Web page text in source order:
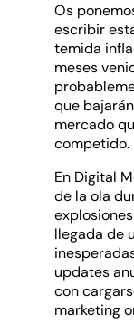
Os
escribir
temida
meses
que
mercado
competido.
En Digital
de la ola
llegada de
updates
con
marketing